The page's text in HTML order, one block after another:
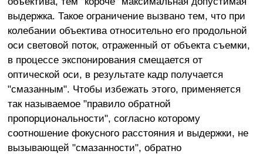
выдержка. Такое ограничение вызвано тем, что при
колебании объектива относительно его продольной
оси световой поток, отраженный от объекта съемки,
в процессе экспонирования смещается от
оптической оси, в результате кадр получается
"смазанным". Чтобы избежать этого, применяется
так называемое "правило обратной
пропорциональности", согласно которому
соотношение фокусного расстояния и выдержки, не
вызывающей "смазанности", обратно